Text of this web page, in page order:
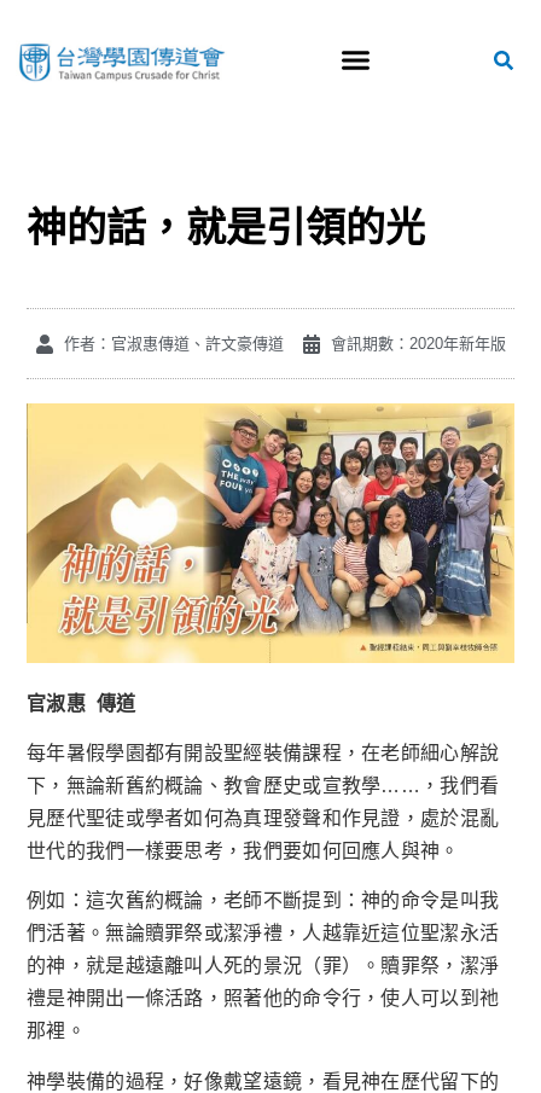
神的話，就是引領的光
作者：官淑惠傳道、許文豪傳道 會訊期數：2020年新年版
官淑惠 傳道
每年暑假學園都有開設聖經裝備課程，在老師細心解說
下，無論新舊約概論、教會歷史或宣教學……，我們看
見歷代聖徒或學者如何為真理發聲和作見證，處於混亂
世代的我們一樣要思考，我們要如何回應人與神。
例如 ： 這次舊約概論，老師不斷提到：神的命令是叫我
們活著。無論贖罪祭或潔淨禮，人越靠近這位聖潔永活
的神，就是越遠離叫人死的景況（罪）。贖罪祭，潔淨
禮是神開出一條活路，照著他的命令行，使人可以到祂
那裡。
神學裝備的過程，好像戴望遠鏡，看見神在歷代留下的